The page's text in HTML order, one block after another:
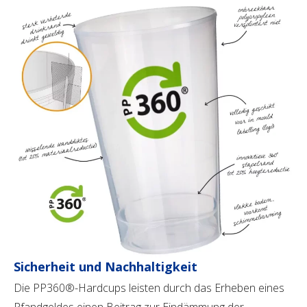
Sicherheit und Nachhaltigkeit
Die PP360®-Hardcups leisten durch das Erheben eines